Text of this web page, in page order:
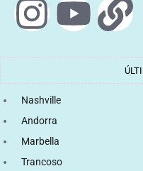
Nashville
Andorra
Marbella
Trancoso